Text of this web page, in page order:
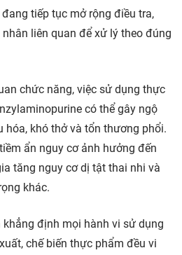
tiếp tục mở rộng điều tra,
nhân liên quan để xử lý theo đúng
chức năng, việc sử dụng thực
có thể gây ngộ
hóa, khó thở và tổn thương phổi.
ẩn nguy cơ ảnh hưởng đến
tăng nguy cơ dị tật thai nhi và
khác.
khẳng định mọi hành vi sử dụng
chế biến thực phẩm đều vi